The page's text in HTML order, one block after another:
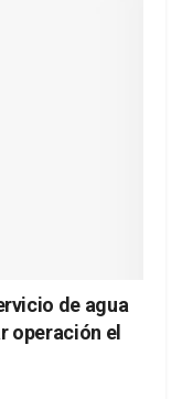
de agua
operación el